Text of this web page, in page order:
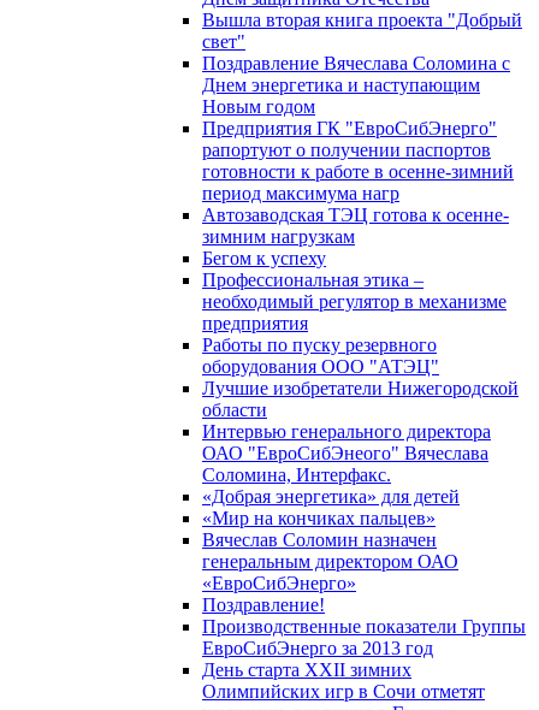
Вышла вторая книга проекта "Добрый
свет"
Поздравление Вячеслава Соломина с
Днем энергетика и наступающим
Новым годом
Предприятия ГК "ЕвроСибЭнерго"
рапортуют о получении паспортов
готовности к работе в осенне-зимний
период максимума нагр
Автозаводская ТЭЦ готова к осенне-
зимним нагрузкам
Бегом к успеху
Профессиональная этика –
необходимый регулятор в механизме
предприятия
Работы по пуску резервного
оборудования ООО "АТЭЦ"
Лучшие изобретатели Нижегородской
области
Интервью генерального директора
ОАО "ЕвроСибЭнеого" Вячеслава
Соломина, Интерфакс.
«Добрая энергетика» для детей
«Мир на кончиках пальцев»
Вячеслав Соломин назначен
генеральным директором ОАО
«ЕвроСибЭнерго»
Поздравление!
Производственные показатели Группы
ЕвроСибЭнерго за 2013 год
День старта XXII зимних
Олимпийских игр в Сочи отметят